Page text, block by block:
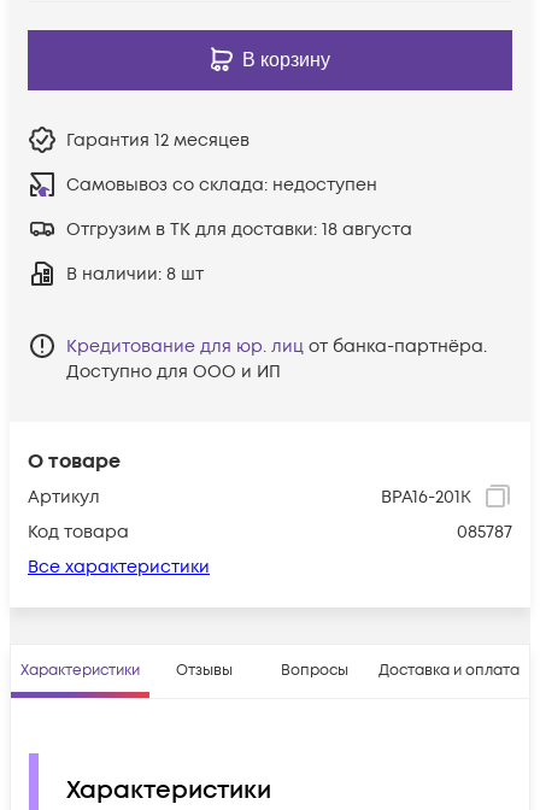
О товаре
Артикул
BPA16-201K
Код товара
085787
Все характеристики
В корзину
Гарантия 12 месяцев
Самовывоз со склада: недоступен
Отгрузим в ТК для доставки: 18 августа
В наличии: 8 шт
Кредитование для юр. лиц от банка-партнёра.
Доступно для ООО и ИП
Характеристики Отзывы Вопросы Доставка и оплата
Характеристики